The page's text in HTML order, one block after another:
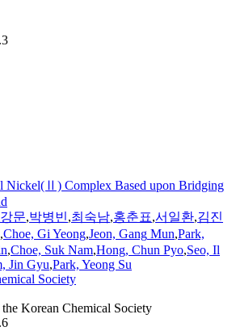
Nickel(Ⅱ) Complex Based upon Bridging
문,박병빈,최숙남,홍춘표,서일환,김진
,Choe, Gi Yeong,Jeon, Gang Mun,Park,
,Choe, Suk Nam,Hong, Chun Pyo,Seo, Il
Jin Gyu,Park, Yeong Su
Society
Korean Chemical Society